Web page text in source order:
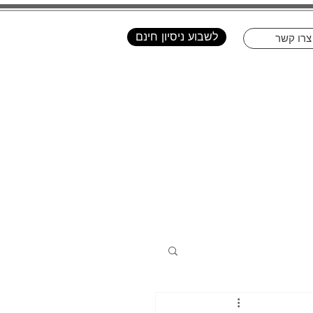
לשבוע ניסיון חינם צרו קשר